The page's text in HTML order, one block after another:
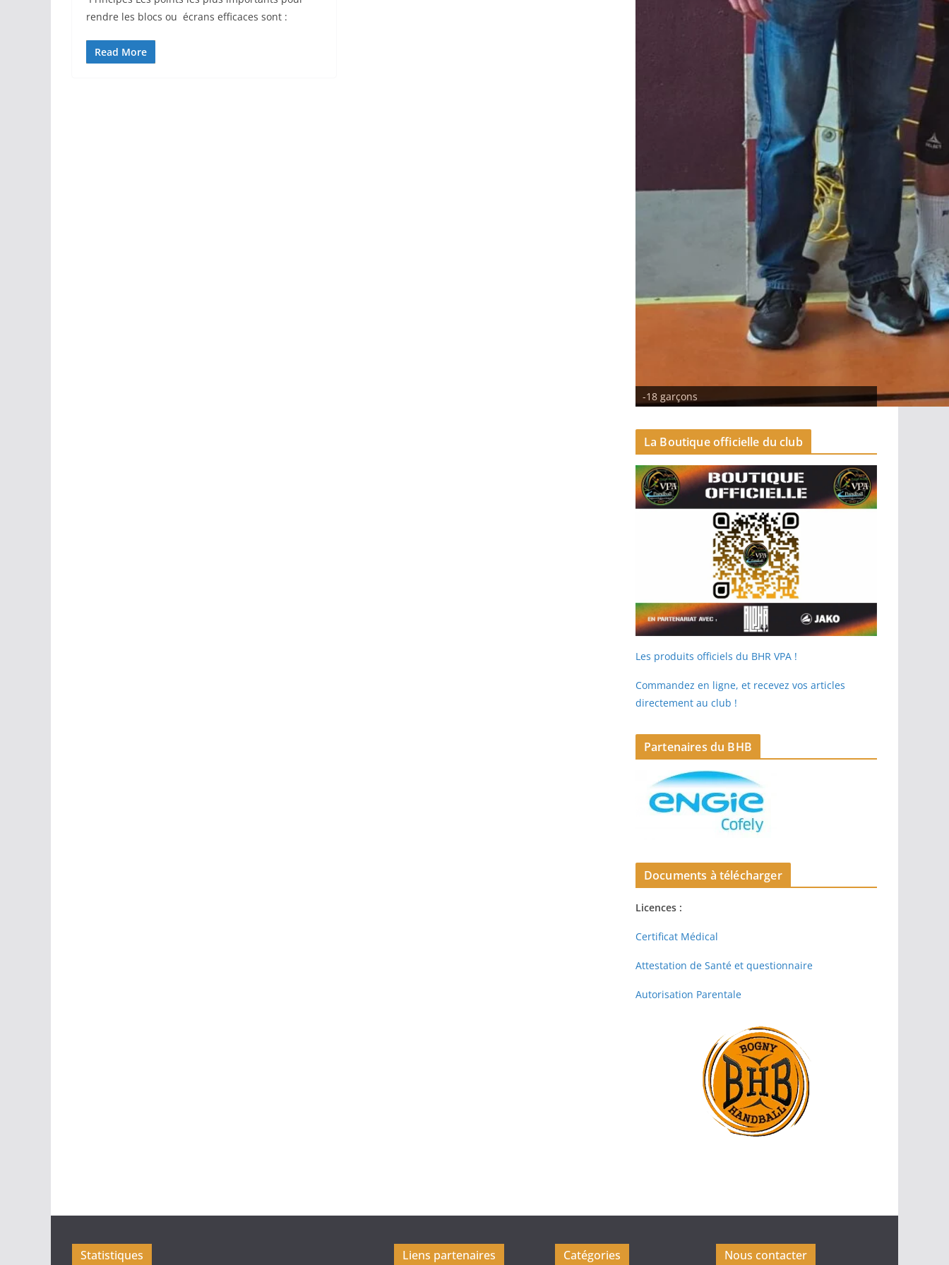
rendre les blocs ou écrans efficaces sont :
Read More
-18 garçons
La Boutique officielle du club
Les produits officiels du BHR VPA !
Commandez en ligne, et recevez vos articles
directement au club !
Partenaires du BHB
Documents à télécharger
Licences :
Certificat Médical
Attestation de Santé et questionnaire
Autorisation Parentale
Statistiques Liens partenaires Catégories Nous contacter